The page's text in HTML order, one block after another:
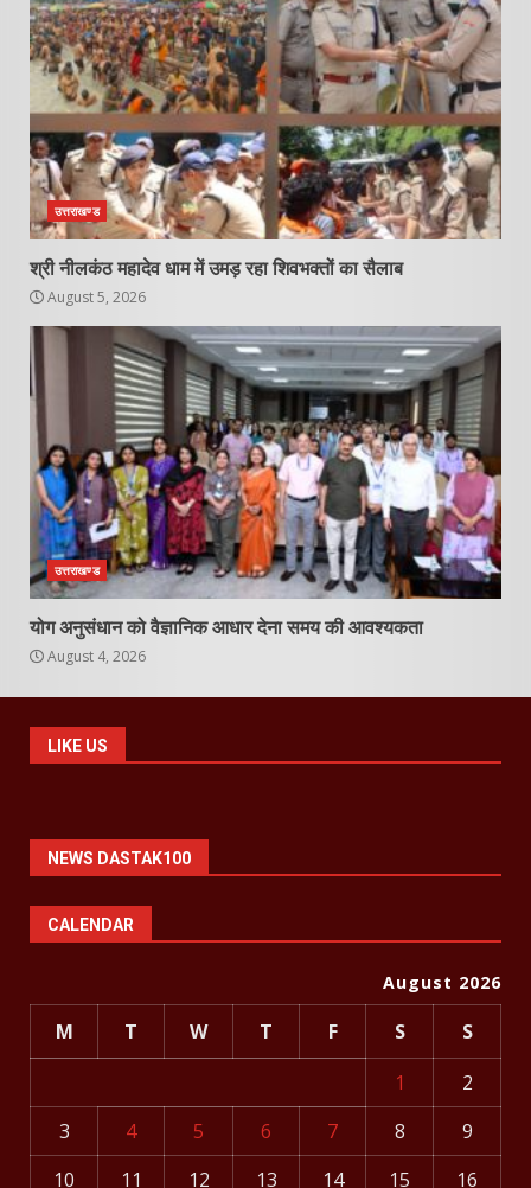
उत्तराखण्ड
श्री नीलकंठ महादेव धाम में उमड़ रहा शिवभक्तों का सैलाब
August 5, 2026
उत्तराखण्ड
योग अनुसंधान को वैज्ञानिक आधार देना समय की आवश्यकता
August 4, 2026
LIKE US
NEWS DASTAK100
CALENDAR
August 2026
M T W T F S
S
1
2
3
4 5 6 7 8
9
10
11 12 13 14 15 16